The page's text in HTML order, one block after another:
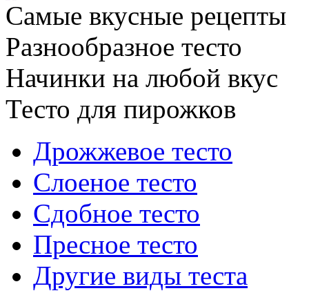
Самые вкусные рецепты
Разнообразное тесто
Начинки на любой вкус
Тесто для пирожков
Дрожжевое тесто
Слоеное тесто
Сдобное тесто
Пресное тесто
Другие виды теста